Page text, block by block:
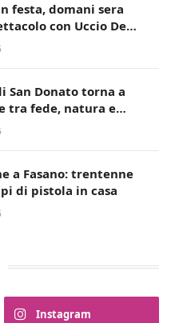
festa, domani sera
con Uccio De
San Donato torna a
tra fede, natura e
a Fasano: trentenne
di pistola in casa
Instagram